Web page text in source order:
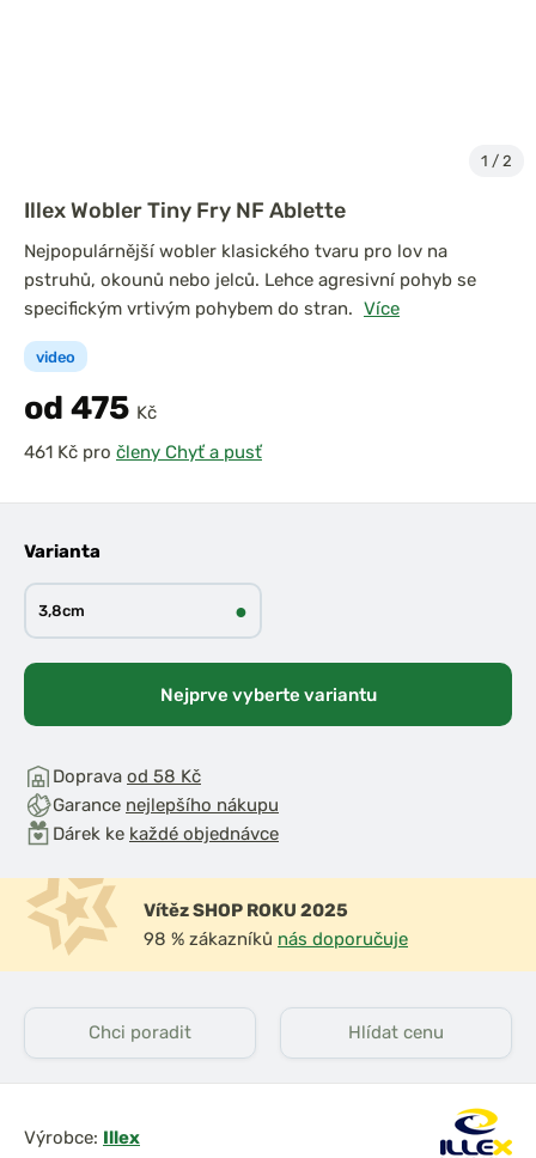
1 / 2
Illex Wobler Tiny Fry NF Ablette
video
Nejpopulárnější wobler klasického tvaru pro lov na
pstruhů, okounů nebo jelců. Lehce agresivní pohyb se
specifickým vrtivým pohybem do stran. Více
od 475 Kč
pro členy Chyť a pusť
Varianta
3,8cm ●
Nejprve vyberte variantu
Doprava od 58 Kč
Garance nejlepšího nákupu
Dárek ke každé objednávce
Vítěz SHOP ROKU 2025
98 % zákazníků nás doporučuje
Chci poradit Hlídat cenu
Výrobce: Illex